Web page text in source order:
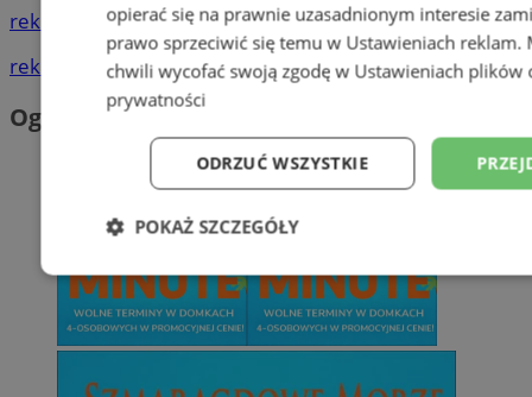
reklama
reklama
Ogłoszenia
opierać się na prawnie uzasadnionym interesie
prawo sprzeciwić się temu w Ustawieniach reklam.
chwili wycofać swoją zgodę w Ustawieniach plików
prywatności
ODRZUĆ WSZYSTKIE
POKAŻ SZCZEGÓŁY
Niezbędne Wydajność